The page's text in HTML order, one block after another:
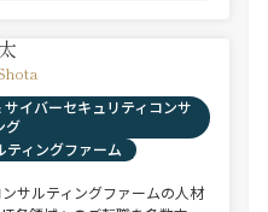
イバーセキュリティコンサ
グ
ティングファーム
サルティングファームの人材